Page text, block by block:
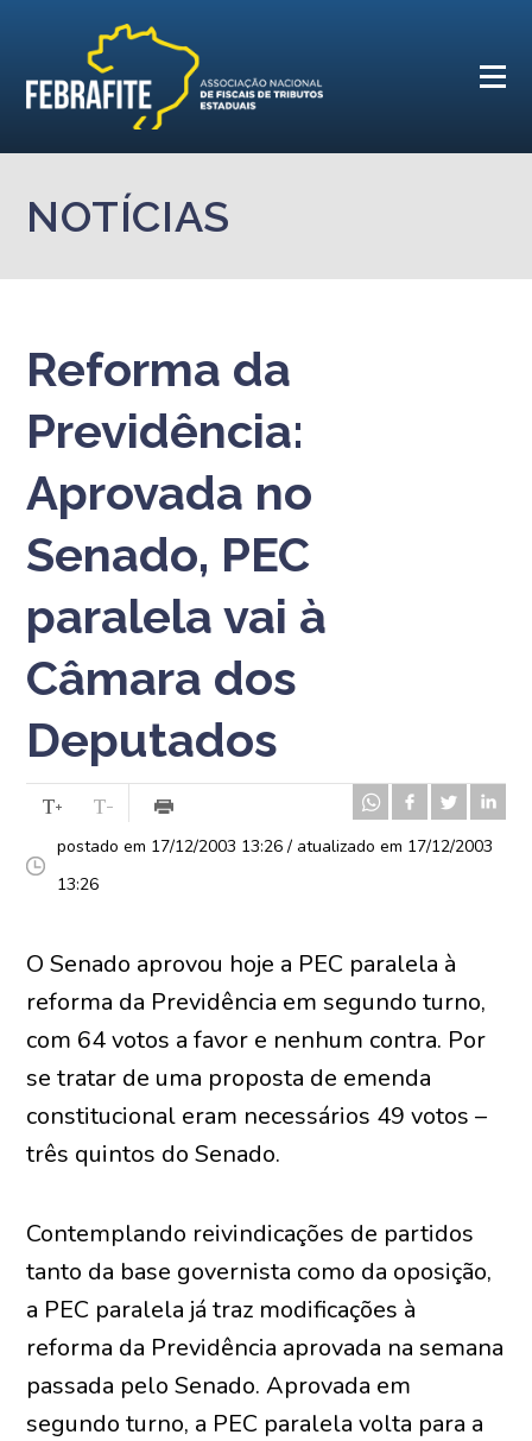
NOTÍCIAS
Reforma da
Previdência:
Aprovada no
Senado, PEC
paralela vai à
Câmara dos
Deputados
postado em 17/12/2003 13:26 / atualizado em 17/12/2003
13:26
O Senado aprovou hoje a PEC paralela à
reforma da Previdência em segundo turno,
com 64 votos a favor e nenhum contra. Por
se tratar de uma proposta de emenda
constitucional eram necessários 49 votos –
três quintos do Senado.
Contemplando reivindicações de partidos
tanto da base governista como da oposição,
a PEC paralela já traz modificações à
reforma da Previdência aprovada na semana
passada pelo Senado. Aprovada em
segundo turno, a PEC paralela volta para a